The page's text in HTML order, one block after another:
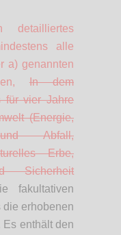
detailliertes
alle
a) genannten
In dem
für vier Jahre
(Energie,
Abfall,
Erbe,
Sicherheit
fakultativen
die erhobenen
Es enthält den